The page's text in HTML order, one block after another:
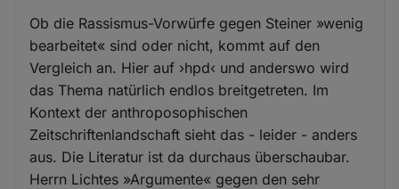
Ob die Rassismus-Vorwürfe gegen Steiner »wenig
bearbeitet« sind oder nicht, kommt auf den
Vergleich an. Hier auf ›hpd‹ und anderswo wird
das Thema natürlich endlos breitgetreten. Im
Kontext der anthroposophischen
Zeitschriftenlandschaft sieht das - leider - anders
aus. Die Literatur ist da durchaus überschaubar.
Herrn Lichtes »Argumente« gegen den sehr